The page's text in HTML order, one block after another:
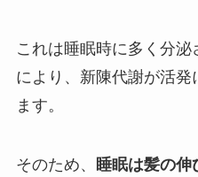
これは睡眠時に多く分泌
により、新陳代謝が活発
ます。
そのため、
睡眠は髪の伸